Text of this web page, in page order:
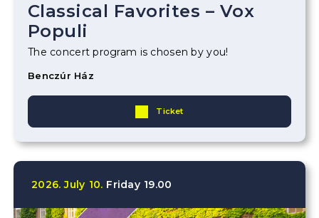
Classical Favorites – Vox
Populi
The concert program is chosen by you!
Benczúr Ház
Ticket
2026. July 10. Friday 19.00